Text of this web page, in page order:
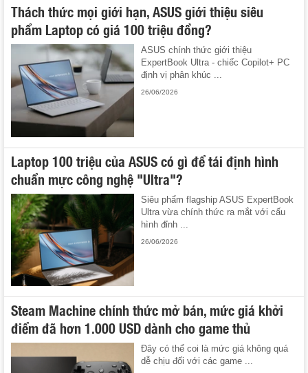
Thách thức mọi giới hạn, ASUS giới thiệu siêu
phẩm Laptop có giá 100 triệu đồng?
ASUS chính thức giới thiệu
ExpertBook Ultra - chiếc Copilot+ PC
định vị phân khúc ...
26/06/2026
Laptop 100 triệu của ASUS có gì để tái định hình
chuẩn mực công nghệ "Ultra"?
Siêu phẩm flagship ASUS ExpertBook
Ultra vừa chính thức ra mắt với cấu
hình đỉnh ...
26/06/2026
Steam Machine chính thức mở bán, mức giá khởi
điểm đã hơn 1.000 USD dành cho game thủ
Đây có thể coi là mức giá không quá
dễ chịu đối với các game ...